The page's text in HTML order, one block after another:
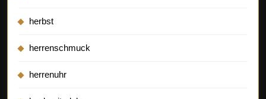
herbst
herrenschmuck
herrenuhr